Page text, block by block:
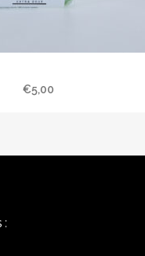
€5,00
: